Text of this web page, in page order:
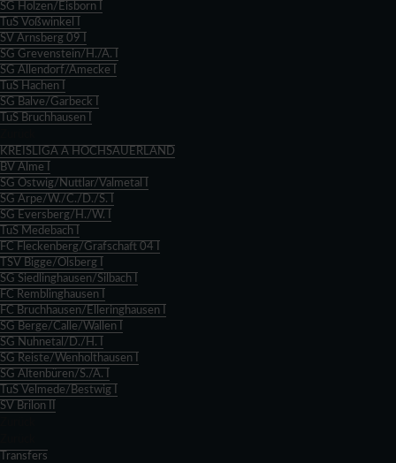
SG Holzen/Eisborn I
TuS Voßwinkel I
SV Arnsberg 09 I
SG Grevenstein/H./A. I
SG Allendorf/Amecke I
TuS Hachen I
SG Balve/Garbeck I
TuS Bruchhausen I
KREISLIGA A HOCHSAUERLAND
BV Alme I
SG Ostwig/Nuttlar/Valmetal I
SG Arpe/W./C./D./S. I
SG Eversberg/H./W. I
TuS Medebach I
FC Fleckenberg/Grafschaft 04 I
TSV Bigge/Olsberg I
SG Siedlinghausen/Silbach I
FC Remblinghausen I
FC Bruchhausen/Elleringhausen I
SG Berge/Calle/Wallen I
SG Nuhnetal/D./H. I
SG Reiste/Wenholthausen I
SG Altenbüren/S./A. I
TuS Velmede/Bestwig I
SV Brilon II
Transfers